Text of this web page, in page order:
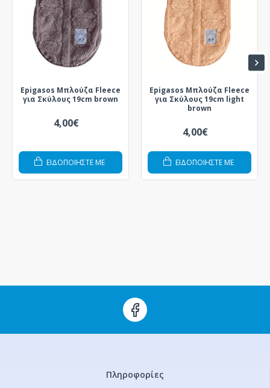
Epigasos Μπλούζα Fleece
για Σκύλους 19cm brown
4,00€
ΕΙΔΟΠΟΙΗΣΤΕ ΜΕ
Epigasos Μπλούζα Fleece
για Σκύλους 19cm light
brown
4,00€
ΕΙΔΟΠΟΙΗΣΤΕ ΜΕ
Πληροφορίες